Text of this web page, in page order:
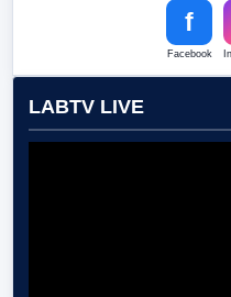
f
Facebook
LABTV LIVE